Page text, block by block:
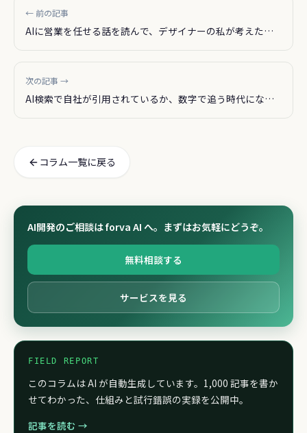
← 前の記事
AIに営業を任せる話を読んで、デザイナーの私が考えたこ
と
次の記事 →
AI検索で自社が引用されているか、数字で追う時代になっ
た
コラム一覧に戻る
AI開発のご相談は forva AI へ。まずはお気軽にどうぞ。
無料相談する
サービスを見る
FIELD REPORT
このコラムは AI が自動生成しています。1,000 記事を書か
せてわかった、仕組みと試行錯誤の実録を公開中。
記事を読む →